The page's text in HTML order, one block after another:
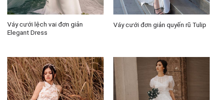
Váy cưới lệch vai đơn giản
Elegant Dress
Váy cưới đơn giản quyến rũ Tulip